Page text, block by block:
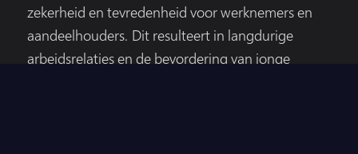
zekerheid en tevredenheid voor werknemers en
aandeelhouders. Dit resulteert in langdurige
arbeidsrelaties en de bevordering van jonge